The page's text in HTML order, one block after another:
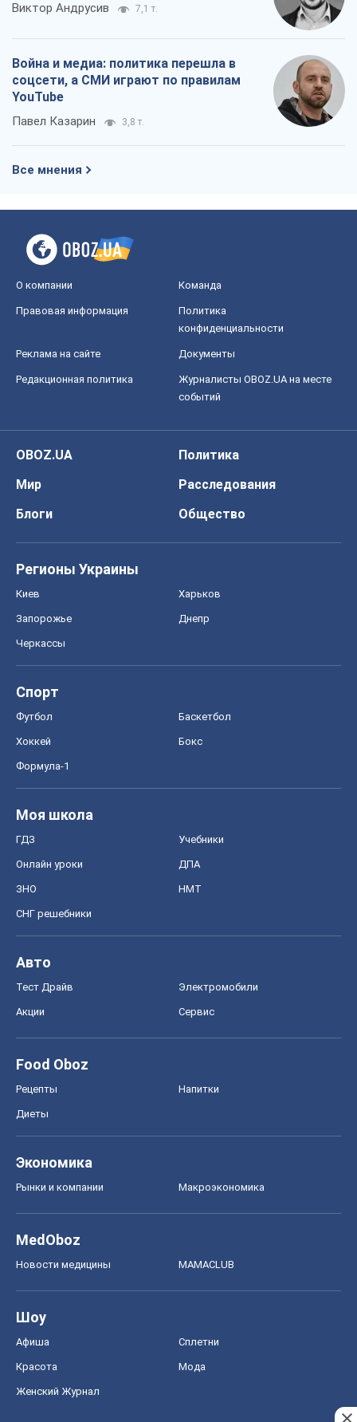
Виктор Андрусив 7,1 т.
Война и медиа: политика перешла в
соцсети, а СМИ играют по правилам
YouTube
Павел Казарин 3,8 т.
Все мнения
О компании Команда
Правовая информация
Политика
конфиденциальности
Реклама на сайте Документы
Редакционная политика
Журналисты OBOZ.UA на месте
событий
OBOZ.UA
Политика
Мир
Расследования
Блоги
Общество
Регионы Украины
Киев Харьков
Запорожье Днепр
Черкассы
Спорт
Футбол Баскетбол
Хоккей Бокс
Формула-1
Моя школа
ГДЗ Учебники
Онлайн уроки ДПА
ЗНО НМТ
СНГ решебники
Авто
Тест Драйв Электромобили
Акции Сервис
Food Oboz
Рецепты Напитки
Диеты
Экономика
Рынки и компании Mакроэкономика
MedOboz
Новости медицины MAMACLUB
Шоу
Афиша Сплетни
Красота Мода
Женский Журнал